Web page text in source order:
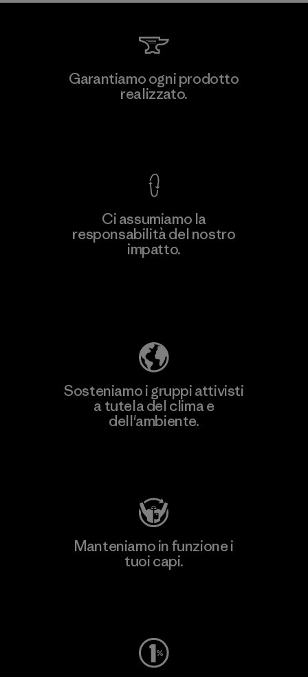
Scopri di più
Viet Tien Garment JSC
Garantiamo ogni prodotto
realizzato.
Ci assumiamo la
responsabilità del nostro
impatto.
Sosteniamo i gruppi attivisti
a tutela del clima e
dell'ambiente.
Manteniamo in funzione i
tuoi capi.